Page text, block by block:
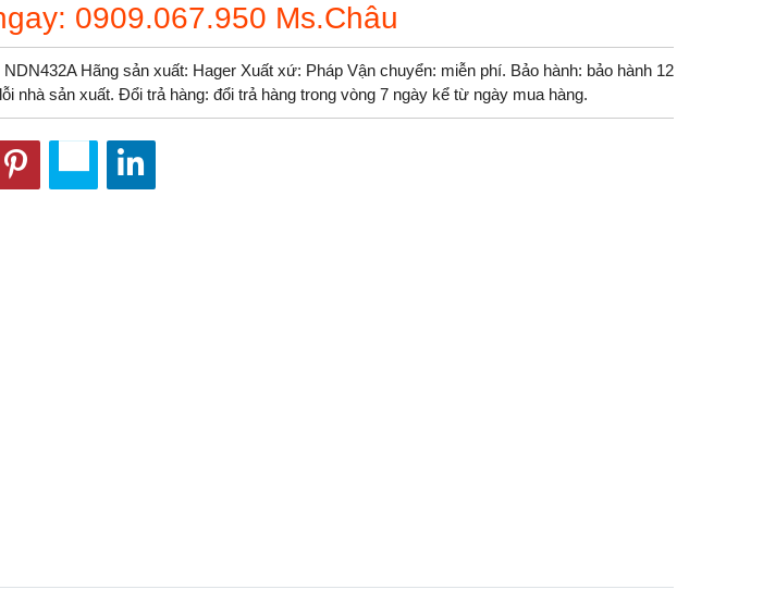
0909.067.950 Ms.Châu
NDN432A Hãng sản xuất: Hager Xuất xứ: Pháp Vận chuyển: miễn phí. Bảo hành: bảo hành 12
nhà sản xuất. Đổi trả hàng: đổi trả hàng trong vòng 7 ngày kể từ ngày mua hàng.